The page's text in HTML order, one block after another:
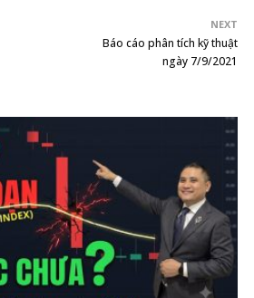
NEXT
Báo cáo phân tích kỹ thuật
ngày 7/9/2021